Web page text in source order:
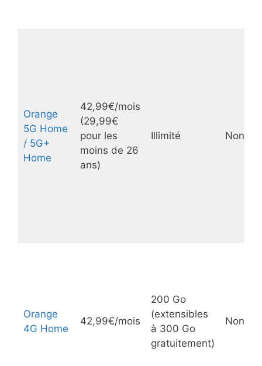
Orange
5G Home
/ 5G+
Home
42,99€/mois
(29,99€
pour les
moins de 26
ans)
Illimité Non
Orange
4G Home
42,99€/mois
200 Go
(extensibles
à 300 Go
gratuitement)
Non